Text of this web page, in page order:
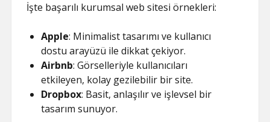
İşte başarılı kurumsal web sitesi örnekleri:
Apple: Minimalist tasarımı ve kullanıcı
dostu arayüzü ile dikkat çekiyor.
Airbnb: Görselleriyle kullanıcıları
etkileyen, kolay gezilebilir bir site.
Dropbox: Basit, anlaşılır ve işlevsel bir
tasarım sunuyor.